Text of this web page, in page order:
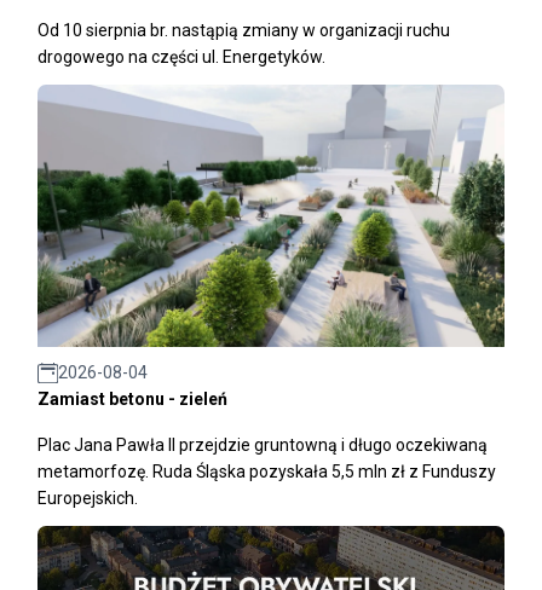
Od 10 sierpnia br. nastąpią zmiany w organizacji ruchu
drogowego na części ul. Energetyków.
2026-08-04
Zamiast betonu - zieleń
Plac Jana Pawła II przejdzie gruntowną i długo oczekiwaną
metamorfozę. Ruda Śląska pozyskała 5,5 mln zł z Funduszy
Europejskich.